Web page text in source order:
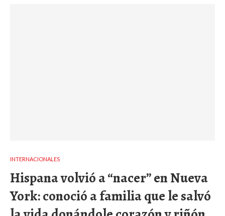
INTERNACIONALES
Hispana volvió a “nacer” en Nueva
York: conoció a familia que le salvó